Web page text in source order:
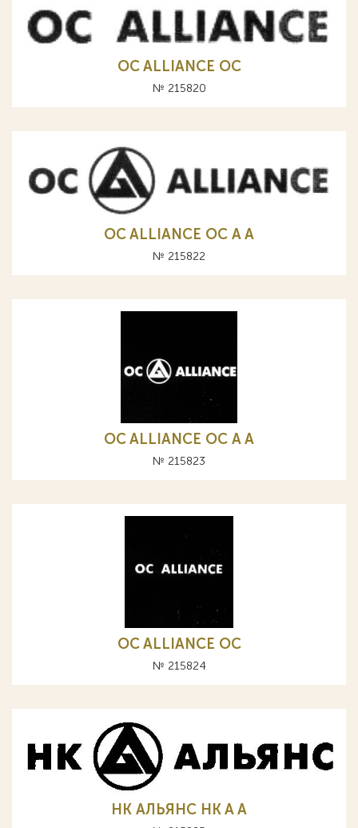
OC ALLIANCE ОС
№ 215820
OC ALLIANCE ОС A А
№ 215822
OC ALLIANCE ОС A А
№ 215823
OC ALLIANCE ОС
№ 215824
НК АЛЬЯНС HK A А